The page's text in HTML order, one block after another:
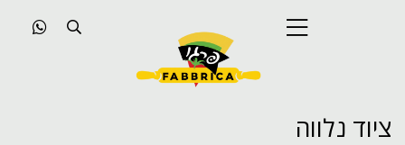
ציוד נלווה